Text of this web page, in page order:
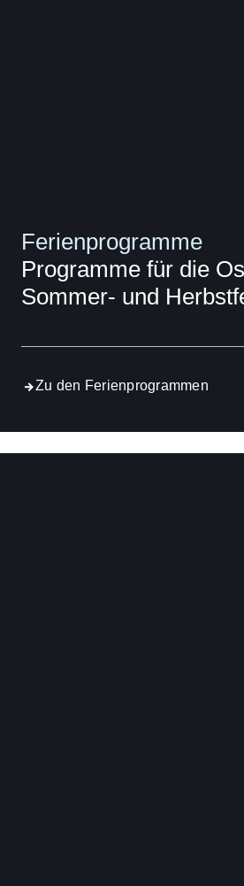
Ferienprogramme
Programme für die
Sommer- und
Zu den Ferienprogrammen